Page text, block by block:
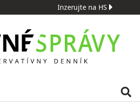
Inzerujte na HS